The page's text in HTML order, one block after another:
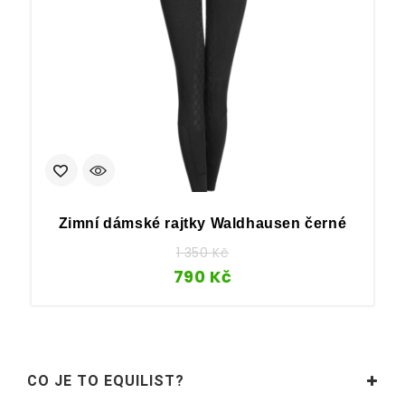
Zimní dámské rajtky Waldhausen černé
1 350Kč
790 Kč
CO JE TO EQUILIST?